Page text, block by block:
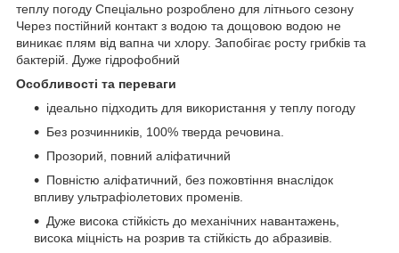
теплу погоду Спеціально розроблено для літнього сезону
Через постійний контакт з водою та дощовою водою не
виникає плям від вапна чи хлору. Запобігає росту грибків та
бактерій. Дуже гідрофобний
Особливості та переваги
ідеально підходить для використання у теплу погоду
Без розчинників, 100% тверда речовина.
Прозорий, повний аліфатичний
Повністю аліфатичний, без пожовтіння внаслідок
впливу ультрафіолетових променів.
Дуже висока стійкість до механічних навантажень,
висока міцність на розрив та стійкість до абразивів.